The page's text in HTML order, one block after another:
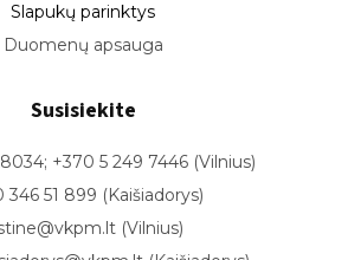
Slapukų parinktys
Duomenų apsauga
Susisiekite
+370 5 249 7446 (Vilnius)
346 51 899 (Kaišiadorys)
(Vilnius)